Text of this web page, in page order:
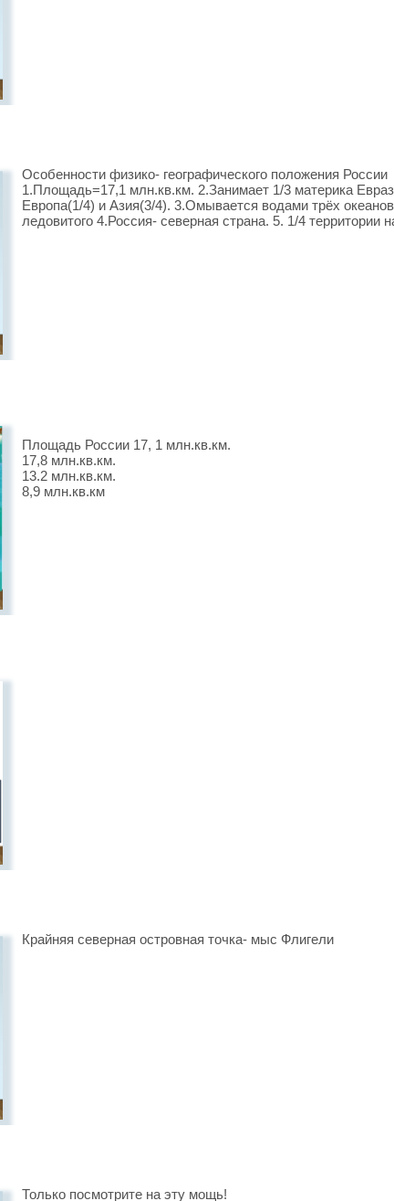
Особенности физико- географического положения России
1.Площадь=17,1 млн.кв.км. 2.Занимает 1/3 материка
Европа(1/4) и Азия(3/4). 3.Омывается водами трёх
ледовитого 4.Россия- северная страна. 5. 1/4
Площадь России 17, 1 млн.кв.км.
17,8 млн.кв.км.
13.2 млн.кв.км.
8,9 млн.кв.км
Крайняя северная островная точка- мыс Флигели
Только посмотрите на эту мощь!